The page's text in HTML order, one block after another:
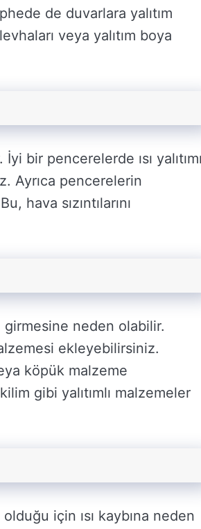
de duvarlara yalıtım
veya yalıtım boya
bir pencerelerde ısı
Ayrıca pencerelerin
hava sızıntılarını
neden olabilir.
ekleyebilirsiniz.
köpük malzeme
gibi yalıtımlı malzemeler
için ısı kaybına neden